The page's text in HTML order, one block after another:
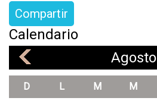
Compartir
Calendario
Agosto
D L M M